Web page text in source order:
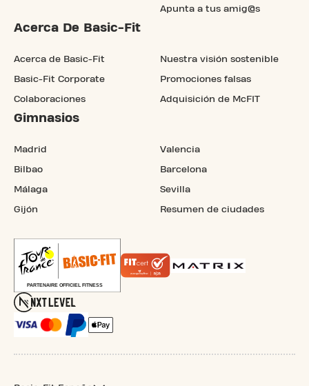
Apunta a tus amig@s
Acerca De Basic-Fit
Acerca de Basic-Fit
Basic-Fit Corporate
Colaboraciones
Nuestra visión sostenible
Promociones falsas
Adquisición de McFIT
Gimnasios
Madrid
Bilbao
Málaga
Gijón
Valencia
Barcelona
Sevilla
Resumen de ciudades